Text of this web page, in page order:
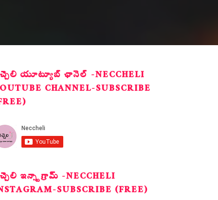
యూట్యూబ్ ఛానెల్ -NECCHELI
CHANNEL-SUBSCRIBE
ఇన్స్టాగ్రామ్ -NECCHELI
SUBSCRIBE (FREE)